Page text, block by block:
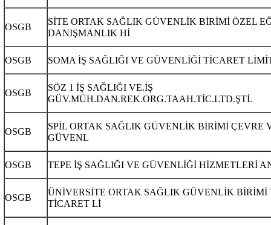
OSGB
SİTE ORTAK SAĞLIK GÜVENLİK BİRİMİ ÖZEL
DANIŞMANLIK Hİ
OSGB SOMA İŞ SAĞLIĞI VE GÜVENLİĞİ TİCARET
OSGB
SÖZ 1 İŞ SAĞLIĞI VE.İŞ
GÜV.MÜH.DAN.REK.ORG.TAAH.TİC.LTD.ŞTİ.
OSGB
SPİL ORTAK SAĞLIK GÜVENLİK BİRİMİ ÇEVRE
GÜVENL
OSGB TEPE İŞ SAĞLIĞI VE GÜVENLİĞİ HİZMETLERİ
OSGB
ÜNİVERSİTE ORTAK SAĞLIK GÜVENLİK BİRİMİ
TİCARET Lİ